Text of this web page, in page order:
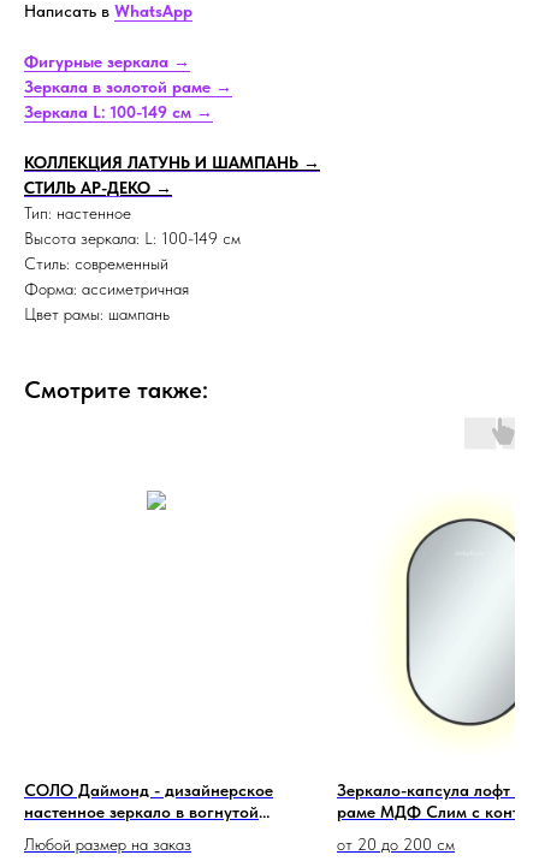
Написать в WhatsApp
Фигурные зеркала →
Зеркала в золотой раме →
Зеркала L: 100-149 см →
КОЛЛЕКЦИЯ ЛАТУНЬ И ШАМПАНЬ →
СТИЛЬ АР-ДЕКО →
Тип: настенное
Высота зеркала: L: 100-149 см
Стиль: современный
Форма: ассиметричная
Цвет рамы: шампань
Смотрите также:
СОЛО Даймонд - дизайнерское
настенное зеркало в вогнутой
Любой размер на заказ
Зеркало-капсула лофт в
раме МДФ Слим с
от 20 до 200 см